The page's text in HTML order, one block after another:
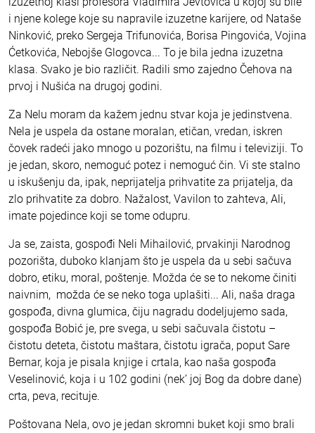
i njene kolege koje su napravile izuzetne karijere, od Nataše
Ninković, preko Sergeja Trifunovića, Borisa Pingovića, Vojina
Ćetkovića, Nebojše Glogovca... To je bila jedna izuzetna
klasa. Svako je bio različit. Radili smo zajedno Čehova na
prvoj i Nušića na drugoj godini.
Za Nelu moram da kažem jednu stvar koja je jedinstvena.
Nela je uspela da ostane moralan, etičan, vredan, iskren
čovek radeći jako mnogo u pozorištu, na filmu i televiziji. To
je jedan, skoro, nemoguć potez i nemoguć čin. Vi ste stalno
u iskušenju da, ipak, neprijatelja prihvatite za prijatelja, da
zlo prihvatite za dobro. Nažalost, Vavilon to zahteva, Ali,
imate pojedince koji se tome odupru.
Ja se, zaista, gospođi Neli Mihailović, prvakinji Narodnog
pozorišta, duboko klanjam što je uspela da u sebi sačuva
dobro, etiku, moral, poštenje. Možda će se to nekome činiti
naivnim, možda će se neko toga uplašiti... Ali, naša draga
gospođa, divna glumica, čiju nagradu dodeljujemo sada,
gospođa Bobić je, pre svega, u sebi sačuvala čistotu –
čistotu deteta, čistotu maštara, čistotu igrača, poput Sare
Bernar, koja je pisala knjige i crtala, kao naša gospođa
Veselinović, koja i u 102 godini (nek’ joj Bog da dobre dane)
crta, peva, recituje.
Poštovana Nela, ovo je jedan skromni buket koji smo brali